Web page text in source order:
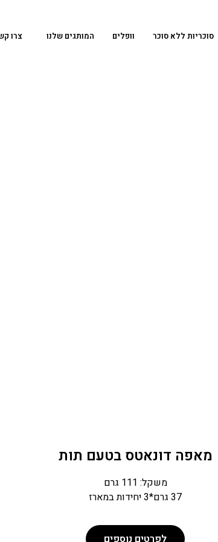
סוכריות ללא סוכר וופלים המותגים שלנו צרו
מאפה דונאטס בטעם תות
משקל: 111 גרם
37 גרם*3 יחידות במארז